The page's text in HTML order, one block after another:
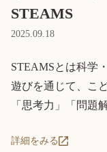
STEAMS
2025.09.18
STEAMSとは科学
遊びを通じて、こ
「思考力」「問題
詳細をみる